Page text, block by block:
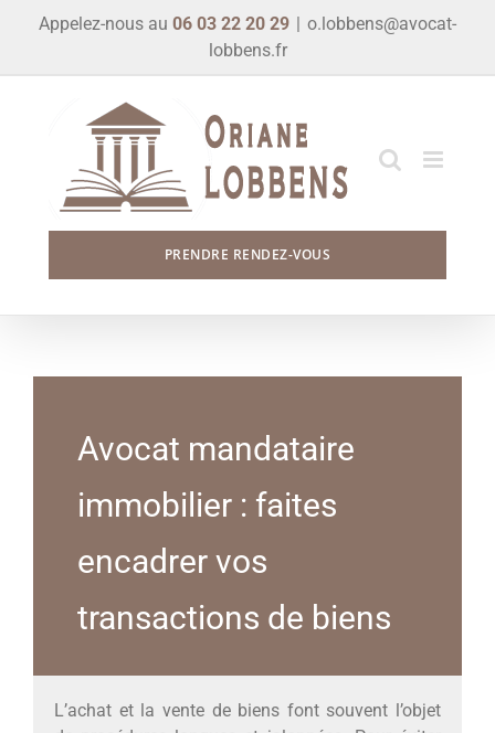
content
Appelez-nous au 06 03 22 20 29 | o.lobbens@avocat-
lobbens.fr
PRENDRE RENDEZ-VOUS
Avocat mandataire
immobilier : faites
encadrer vos
transactions de biens
L’achat et la vente de biens font souvent l’objet